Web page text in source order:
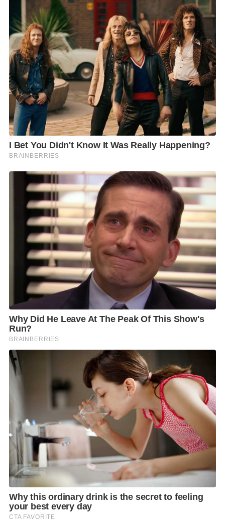
ช่วยสอน Barista กับลูกค้าที่สนใจเปิดร้าน
ดูแลออเดอร์หน้าบาร์เป็นหลัก รวมไปถึงออเดอร์ทาง
delivery service
สื่อสารถามตอบกับลูกค้าเรื่องกาแฟและการติดต่อซื้อขาย
เครื่อง เมล็ดและอื่นๆ ในไลน์, โทรศัพท์ และหน้าบาร์
โดยตรง
รักษาความสะอาดพื้นที่ บาร์ วัตถุดิบ สตอค
คุณสมบัติผู้สมัคร:
เพศชายหรือหญิง อายุ 25-35 ปี
มีประสบการณ์ชงกาแฟ อย่างน้อย 1 ปี
ใส่ใจการให้บริการหน้าบาร์,
กับกาแฟ และเครื่องดื่มต่างๆ
มีทักษะในการประสานงาน, การแก้ไขปัญหาเฉพาะหน้า
และมีมนุษยสัมพันธ์ดี มีสติ และตั้งใจ
มีความคล่องตัว, ตรงต่อเวลา, ละเอียดรอบคอบ ในการ
ทำงาน และเต็มใจช่วยเหลือเพื่อนร่วมงาน
ขับรถได้ สามารถออกทำงานนอกพื้นที่ได ้ จะได้รับ
พิจารณาเป็นพิเศษ
ความสามารถในการใช้ภาษาอังก
ฤษ หรือ ภาษาอื่นๆ จะ
พิจารณาเป็นพิเศษ
สวัสดิการ:
ประกันสังคม
เครื่องดื่มประจำวัน
ชุดฟอร์มพนักงาน
การฝึกอบรมด้านกาแฟ
ปรับเงินเดือนประจำปี
งานเลี้ยงสังสรรค์ประจำปี
2. รับสมัครเจ้าหน้าที่ฝ่ายสโตร์ (Store Keeper)ประจำ
สำนักงาน จำนวน 1 อัตรา
สถานที่ปฏิบัติงาน:
ประจำสำนักงานใหญ่ วิภาวดีรังสิต 16
แยก 27
อัตราเงินเดือน:เริ่มต้น 12,000 ขึ้นไป
ลักษณะการทำงาน :